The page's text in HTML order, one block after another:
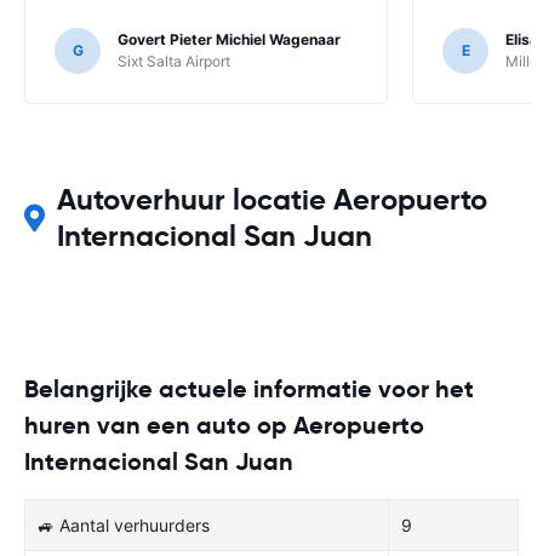
G
Govert Pieter Michiel Wagenaar
Sixt Salta Airport
E
Autoverhuur locatie Aeropuerto
Internacional San Juan
Belangrijke actuele informatie voor het
huren van een auto op Aeropuerto
Internacional San Juan
🚙 Aantal verhuurders 9